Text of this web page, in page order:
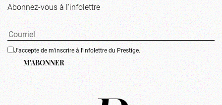
Abonnez-vous à l'infolettre
J'accepte de m'inscrire à l'infolettre du Prestige.
M'ABONNER